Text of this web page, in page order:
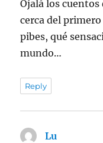
Ojalá los
cerca del
pibes, qué
mundo…
Reply
Lu